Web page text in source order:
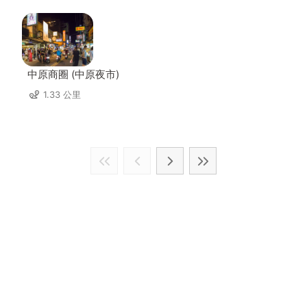
中原商圈 (中原夜市)
1.33 公里